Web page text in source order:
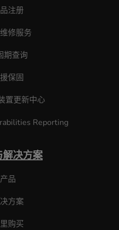
注册
修服务
期查询
保固
置更新中心
Reporting
解决方案
产品
方案
购买